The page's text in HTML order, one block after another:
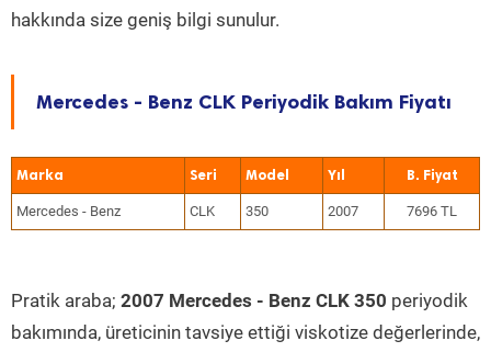
hakkında size geniş bilgi sunulur.
Mercedes - Benz CLK Periyodik Bakım Fiyatı
Marka Seri Model Yıl
Mercedes - Benz CLK 350 2007 7696 TL
Pratik araba; 2007 Mercedes - Benz CLK 350 periyodik
bakımında, üreticinin tavsiye ettiği viskotize değerlerinde,